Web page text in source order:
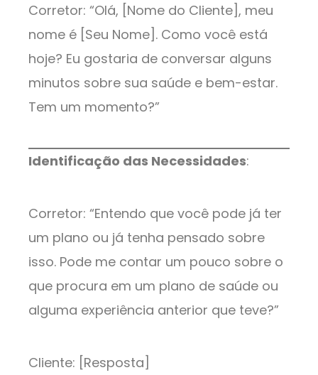
Corretor: “Olá, [Nome do Cliente], meu
nome é [Seu Nome]. Como você está
hoje? Eu gostaria de conversar alguns
minutos sobre sua saúde e bem-estar.
Tem um momento?”
Identificação das Necessidades:
Corretor: “Entendo que você pode já ter
um plano ou já tenha pensado sobre
isso. Pode me contar um pouco sobre o
que procura em um plano de saúde ou
alguma experiência anterior que teve?”
Cliente: [Resposta]